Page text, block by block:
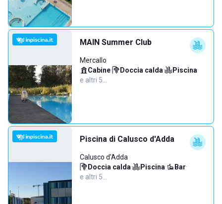
MAIN Summer Club
Mercallo
Cabine· Doccia calda· Piscina·
e altri 5…
Piscina di Calusco d'Adda
Calusco d'Adda
Doccia calda· Piscina· Bar·
e altri 5…